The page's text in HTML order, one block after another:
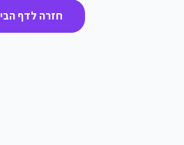
חזרה לדף